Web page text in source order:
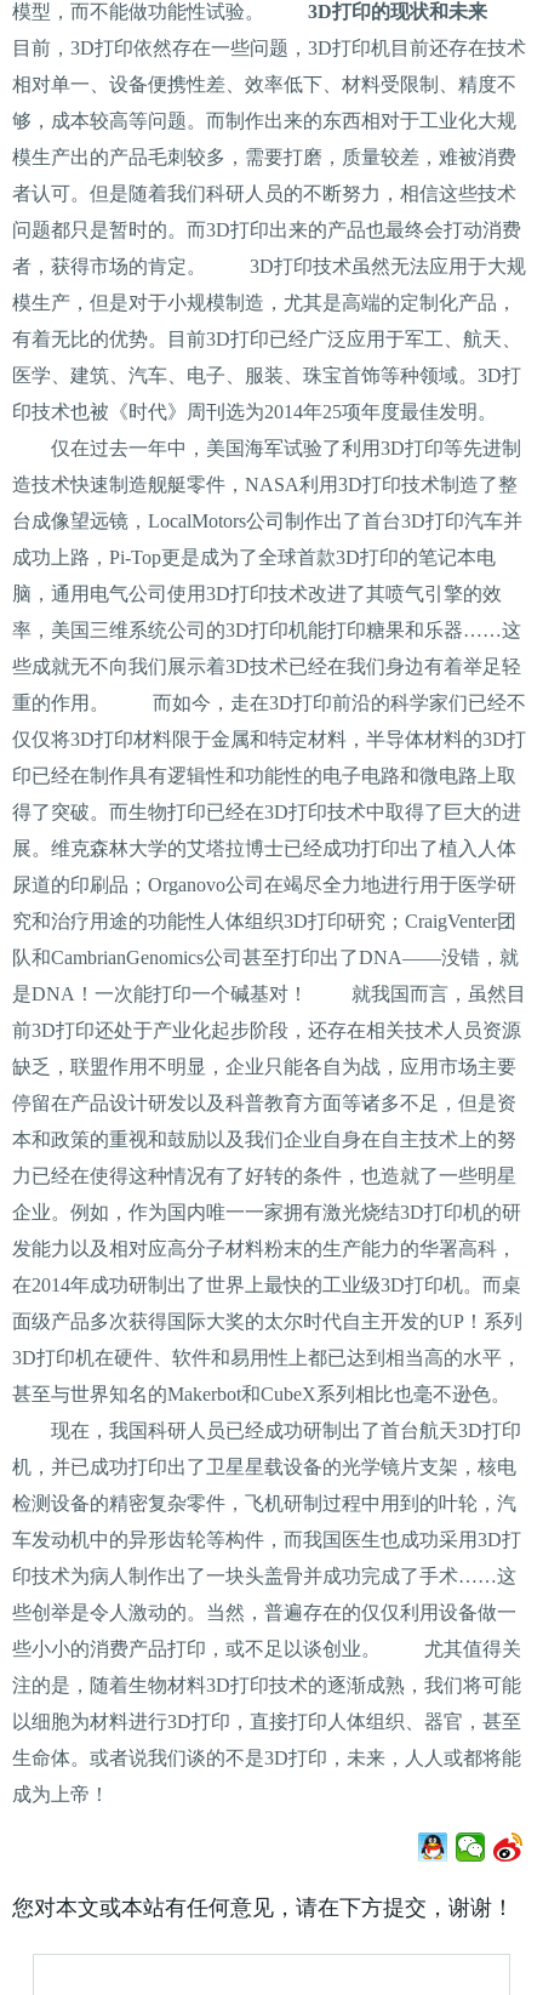
模型，而不能做功能性试验。 3D打印的现状和未来
目前，3D打印依然存在一些问题，3D打印机目前还存在技术
相对单一、设备便携性差、效率低下、材料受限制、精度不
够，成本较高等问题。而制作出来的东西相对于工业化大规
模生产出的产品毛刺较多，需要打磨，质量较差，难被消费
者认可。但是随着我们科研人员的不断努力，相信这些技术
问题都只是暂时的。而3D打印出来的产品也最终会打动消费
者，获得市场的肯定。 3D打印技术虽然无法应用于大规
模生产，但是对于小规模制造，尤其是高端的定制化产品，
有着无比的优势。目前3D打印已经广泛应用于军工、航天、
医学、建筑、汽车、电子、服装、珠宝首饰等种领域。3D打
印技术也被《时代》周刊选为2014年25项年度最佳发明。
仅在过去一年中，美国海军试验了利用3D打印等先进制
造技术快速制造舰艇零件，NASA利用3D打印技术制造了整
台成像望远镜，LocalMotors公司制作出了首台3D打印汽车并
成功上路，Pi-Top更是成为了全球首款3D打印的笔记本电
脑，通用电气公司使用3D打印技术改进了其喷气引擎的效
率，美国三维系统公司的3D打印机能打印糖果和乐器……这
些成就无不向我们展示着3D技术已经在我们身边有着举足轻
重的作用。 而如今，走在3D打印前沿的科学家们已经不
仅仅将3D打印材料限于金属和特定材料，半导体材料的3D打
印已经在制作具有逻辑性和功能性的电子电路和微电路上取
得了突破。而生物打印已经在3D打印技术中取得了巨大的进
展。维克森林大学的艾塔拉博士已经成功打印出了植入人体
尿道的印刷品；Organovo公司在竭尽全力地进行用于医学研
究和治疗用途的功能性人体组织3D打印研究；CraigVenter团
队和CambrianGenomics公司甚至打印出了DNA——没错，就
是DNA！一次能打印一个碱基对！ 就我国而言，虽然目
前3D打印还处于产业化起步阶段，还存在相关技术人员资源
缺乏，联盟作用不明显，企业只能各自为战，应用市场主要
停留在产品设计研发以及科普教育方面等诸多不足，但是资
本和政策的重视和鼓励以及我们企业自身在自主技术上的努
力已经在使得这种情况有了好转的条件，也造就了一些明星
企业。例如，作为国内唯一一家拥有激光烧结3D打印机的研
发能力以及相对应高分子材料粉末的生产能力的华署高科，
在2014年成功研制出了世界上最快的工业级3D打印机。而桌
面级产品多次获得国际大奖的太尔时代自主开发的UP！系列
3D打印机在硬件、软件和易用性上都已达到相当高的水平，
甚至与世界知名的Makerbot和CubeX系列相比也毫不逊色。
现在，我国科研人员已经成功研制出了首台航天3D打印
机，并已成功打印出了卫星星载设备的光学镜片支架，核电
检测设备的精密复杂零件，飞机研制过程中用到的叶轮，汽
车发动机中的异形齿轮等构件，而我国医生也成功采用3D打
印技术为病人制作出了一块头盖骨并成功完成了手术……这
些创举是令人激动的。当然，普遍存在的仅仅利用设备做一
些小小的消费产品打印，或不足以谈创业。 尤其值得关
注的是，随着生物材料3D打印技术的逐渐成熟，我们将可能
以细胞为材料进行3D打印，直接打印人体组织、器官，甚至
生命体。或者说我们谈的不是3D打印，未来，人人或都将能
成为上帝！
您对本文或本站有任何意见，请在下方提交，谢谢！